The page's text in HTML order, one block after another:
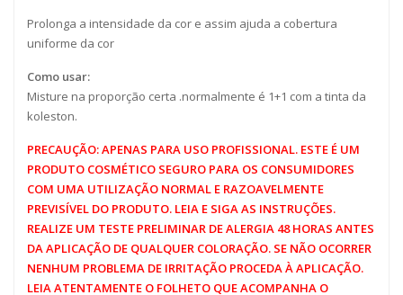
Prolonga a intensidade da cor e assim ajuda a cobertura
uniforme da cor
Como usar:
Misture na proporção certa .normalmente é 1+1 com a tinta da
koleston.
PRECAUÇÃO: APENAS PARA USO PROFISSIONAL. ESTE É UM
PRODUTO COSMÉTICO SEGURO PARA OS CONSUMIDORES
COM UMA UTILIZAÇÃO NORMAL E RAZOAVELMENTE
PREVISÍVEL DO PRODUTO. LEIA E SIGA AS INSTRUÇÕES.
REALIZE UM TESTE PRELIMINAR DE ALERGIA 48 HORAS ANTES
DA APLICAÇÃO DE QUALQUER COLORAÇÃO. SE NÃO OCORRER
NENHUM PROBLEMA DE IRRITAÇÃO PROCEDA À APLICAÇÃO.
LEIA ATENTAMENTE O FOLHETO QUE ACOMPANHA O